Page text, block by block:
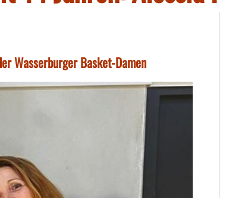
Wasserburger Basket-Damen